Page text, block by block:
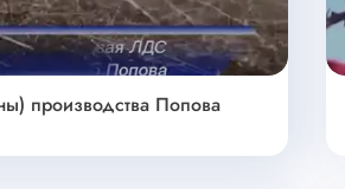
производства Попова